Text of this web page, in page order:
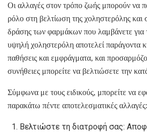
Οι αλλαγές στον τρόπο ζωής μπορούν να
ρόλο στη βελτίωση της χοληστερόλης και
δράσης των φαρμάκων που λαμβάνετε για
υψηλή χοληστερόλη αποτελεί παράγοντα
παθήσεις και εμφράγματα, και
συνήθειες μπορείτε να βελτιώσετε την
Σύμφωνα με τους ειδικούς, μπορείτε να
παρακάτω πέντε αποτελεσματικές αλλαγές:
Βελτιώστε τη διατροφή σας: